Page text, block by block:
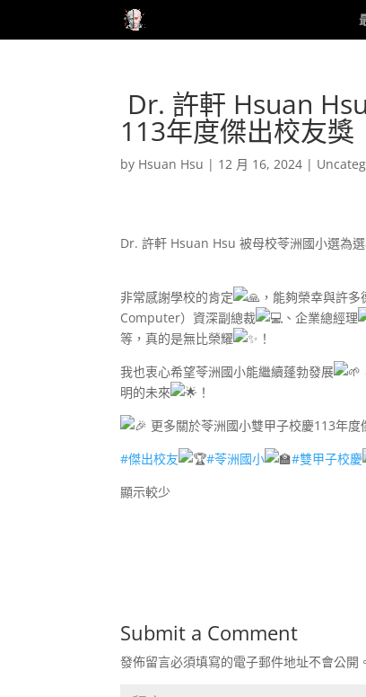
Dr. 許軒 Hsuan
113年度傑出校友獎
by Hsuan Hsu | 12 月 16, 2024 |
Dr. 許軒 Hsuan Hsu 被母校苓洲國小選為
非常感謝學校的肯定 ，能夠榮幸與許
Computer）資深副總裁
、企業總經理
等，真的是無比榮耀
！
我也衷心希望苓洲國小能繼續蓬勃發展
明的未來
！
更多關於苓洲國小雙甲子校慶113年度
#傑出校友
#苓洲國小 #雙甲子校慶
顯示較少
Submit a Comment
發佈留言必須填寫的電子郵件地址不會公開。